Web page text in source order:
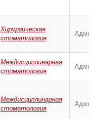
Хирургическая
стоматология
Междисциплинарная
стоматология
Междисциплинарная
стоматология